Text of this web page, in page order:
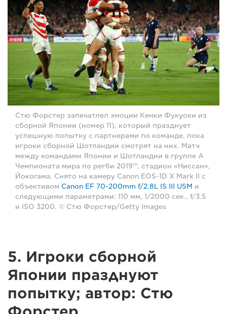
Стю Форстер запечатлел эмоции Кенки Фукуоки из
сборной Японии (номер 11), который празднует
успешную попытку с партнерами по команде, пока
игроки сборной Шотландии смотрят на них. Матч
между командами Японии и Шотландии в группе A
Чемпионата мира по регби 2019™, стадион «Ниссан»,
Йокогама. Снято на камеру Canon EOS-1D X Mark II с
объективом Canon EF 70-200mm f/2.8L IS III USM и
следующими параметрами: 110 мм, 1/2000 сек., f/3.5
и ISO 3200. © Стю Форстер/Getty Images
5. Игроки сборной
Японии празднуют
попытку; автор: Стю